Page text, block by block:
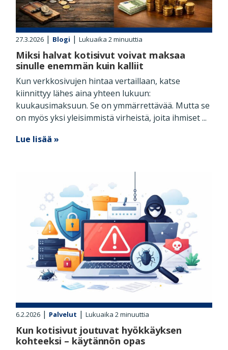
27.3.2026 | Blogi |Lukuaika 2minuuttia
Miksi halvat kotisivut voivat maksaa
sinulle enemmän kuin kalliit
Kun verkkosivujen hintaa vertaillaan, katse
kiinnittyy lähes aina yhteen lukuun:
kuukausimaksuun. Se on ymmärrettävää. Mutta se
on myös yksi yleisimmistä virheistä, joita ihmiset ...
Lue lisää »
6.2.2026 | Palvelut |Lukuaika 2minuuttia
Kun kotisivut joutuvat hyökkäyksen
kohteeksi – käytännön opas